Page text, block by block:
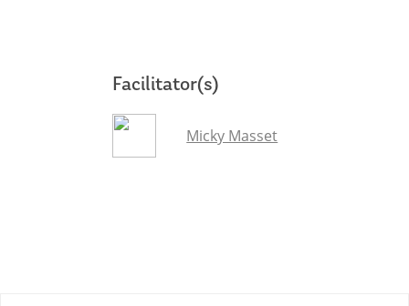
Facilitator(s)
Micky Masset